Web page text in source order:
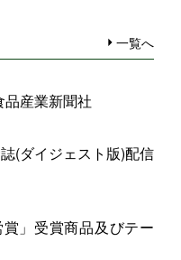
一覧へ
品産業新聞社
(ダイジェスト版)配信
」受賞商品及びテー